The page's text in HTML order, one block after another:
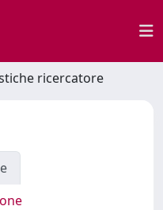
ricercatore